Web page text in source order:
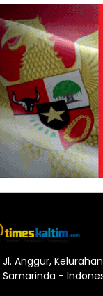
Jl. Anggur,
Samarinda -